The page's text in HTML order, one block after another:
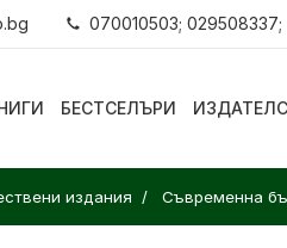
070010503; 029508337;
БЕСТСЕЛЪРИ
издания Съвременна